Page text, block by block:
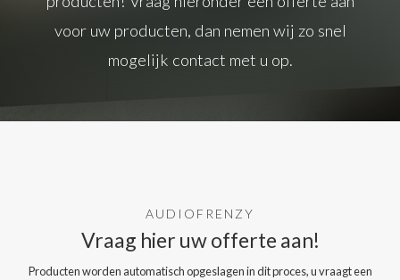
voor uw producten, dan nemen wij zo snel
mogelijk contact met u op.
AUDIOFRENZY
Vraag hier uw offerte aan!
Producten worden automatisch opgeslagen in dit proces, u vraagt een